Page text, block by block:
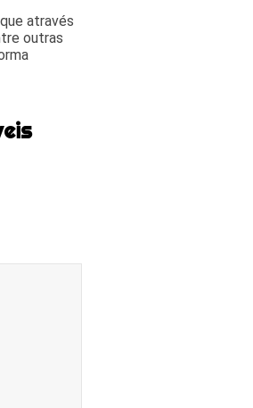
através
outras